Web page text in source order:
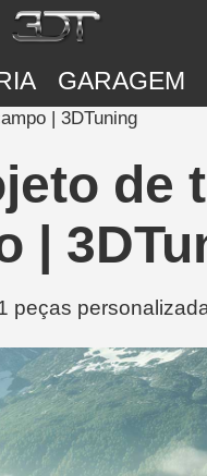
GARAGEM
| 3DTuning
de
|
peças